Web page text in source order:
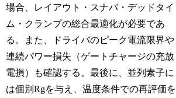
場合、レイアウト・スナバ・デッドタイ
ム・クランプの総合最適化が必要であ
る。また、ドライバのピーク電流限界や
連続パワー損失（ゲートチャージの充放
電損）も確認する。最後に、並列素子に
は個別Rgを与え、温度条件での再評価を